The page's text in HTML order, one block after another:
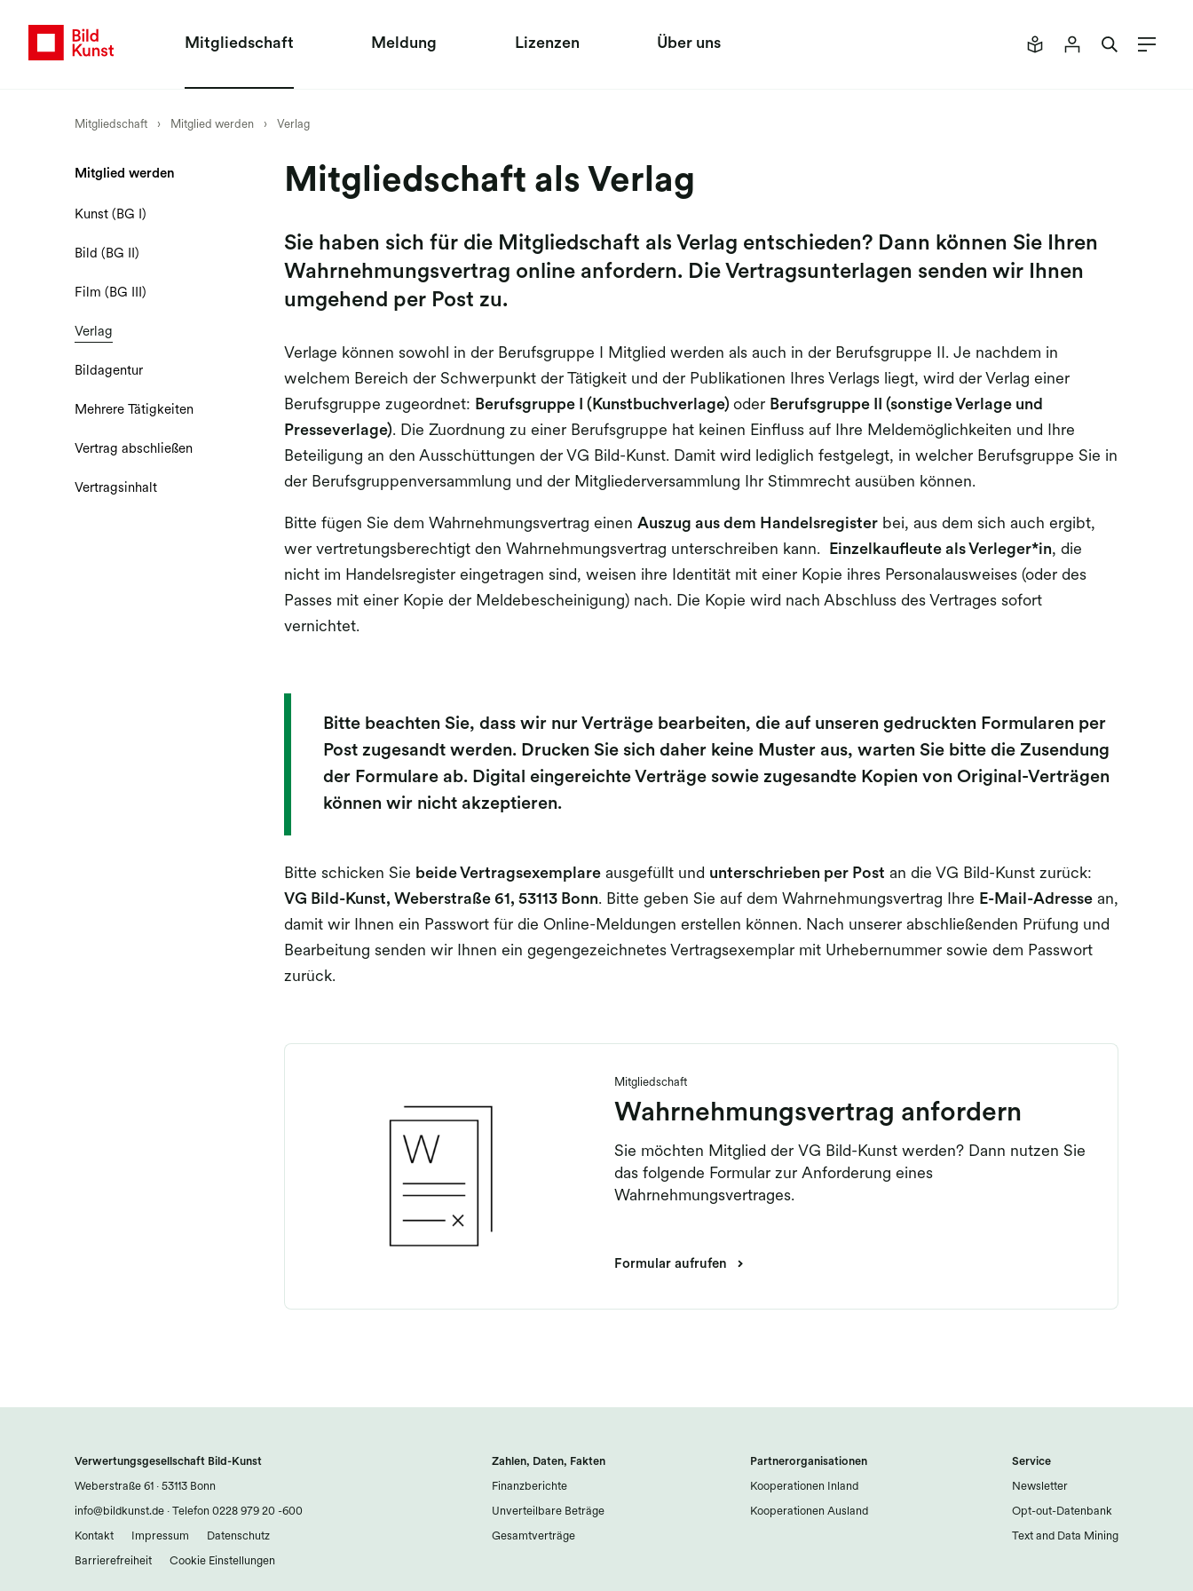
Mitgliedschaft Meldung Lizenzen Über uns
Mitgliedschaft › Mitglied werden › Verlag
Mitglied werden
Kunst (BG I)
Bild (BG II)
Film (BG III)
Verlag
Bildagentur
Mehrere Tätigkeiten
Vertrag abschließen
Vertragsinhalt
Mitgliedschaft als Verlag
Sie haben sich für die Mitgliedschaft als Verlag entschieden? Dann können Sie Ihren
Wahrnehmungsvertrag online anfordern. Die Vertragsunterlagen senden wir Ihnen
umgehend per Post zu.
​​​​​​​Verlage können sowohl in der Berufsgruppe I Mitglied werden als auch in der Berufsgruppe II. Je nachdem in
welchem Bereich der Schwerpunkt der Tätigkeit und der Publikationen Ihres Verlags liegt, wird der Verlag einer
Berufsgruppe zugeordnet: Berufsgruppe I (Kunstbuchverlage) oder Berufsgruppe II (sonstige Verlage und
Presseverlage). Die Zuordnung zu einer Berufsgruppe hat keinen Einfluss auf Ihre Meldemöglichkeiten und Ihre
Beteiligung an den Ausschüttungen der VG Bild-Kunst. Damit wird lediglich festgelegt, in welcher Berufsgruppe Sie in
der Berufsgruppenversammlung und der Mitgliederversammlung Ihr Stimmrecht ausüben können.
Bitte fügen Sie dem Wahrnehmungsvertrag einen Auszug aus dem Handelsregister bei, aus dem sich auch ergibt,
wer vertretungsberechtigt den Wahrnehmungsvertrag unterschreiben kann. Einzelkaufleute als Verleger*in, die
nicht im Handelsregister eingetragen sind, weisen ihre Identität mit einer Kopie ihres Personalausweises (oder des
Passes mit einer Kopie der Meldebescheinigung) nach. Die Kopie wird nach Abschluss des Vertrages sofort
vernichtet.
Bitte beachten Sie, dass wir nur Verträge bearbeiten, die auf unseren gedruckten Formularen per
Post zugesandt werden. Drucken Sie sich daher keine Muster aus, warten Sie bitte die Zusendung
der Formulare ab. Digital eingereichte Verträge sowie zugesandte Kopien von Original-Verträgen
können wir nicht akzeptieren.
Bitte schicken Sie beide Vertragsexemplare ausgefüllt und unterschrieben per Post an die VG Bild-Kunst zurück:
VG Bild-Kunst, Weberstraße 61, 53113 Bonn. Bitte geben Sie auf dem Wahrnehmungsvertrag Ihre E-Mail-Adresse an,
damit wir Ihnen ein Passwort für die Online-Meldungen erstellen können. Nach unserer abschließenden Prüfung und
Bearbeitung senden wir Ihnen ein gegengezeichnetes Vertragsexemplar mit Urhebernummer sowie dem Passwort
zurück.
Mitgliedschaft
Wahrnehmungsvertrag anfordern
Sie möchten Mitglied der VG Bild-Kunst werden? Dann nutzen Sie
das folgende Formular zur Anforderung eines
Wahrnehmungsvertrages.
Formular aufrufen
Verwertungsgesellschaft Bild-Kunst
Weberstraße 61 · 53113 Bonn
info@bildkunst.de · Telefon 0228 979 20 -600
Kontakt Impressum Datenschutz
Barrierefreiheit Cookie Einstellungen
Zahlen, Daten, Fakten
Finanzberichte
Unverteilbare Beträge
Gesamtverträge
Partnerorganisationen
Kooperationen Inland
Kooperationen Ausland
Service
Newsletter
Opt-out-Datenbank
Text and Data Mining